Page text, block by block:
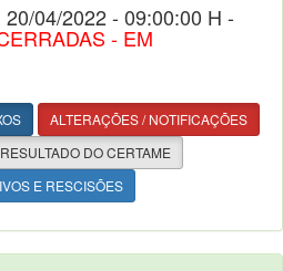
04/2022 - 09:00:00 H -
- EM
ALTERAÇÕES / NOTIFICAÇÕES
RESULTADO DO CERTAME
E RESCISÕES